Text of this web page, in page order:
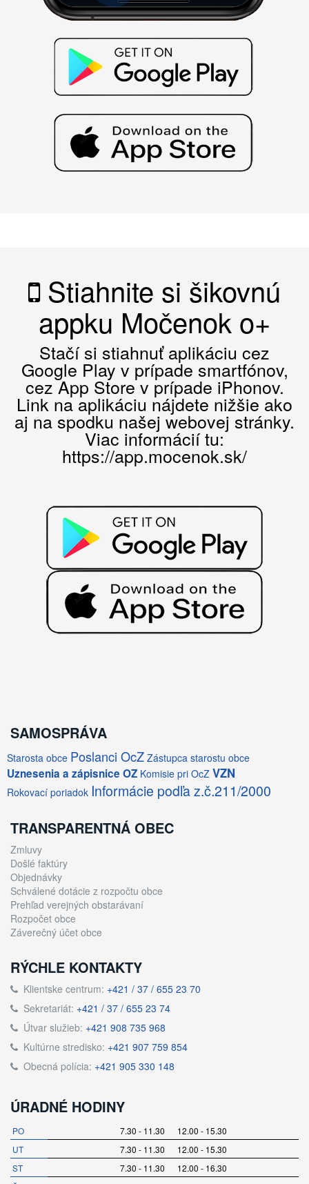
Stiahnite si šikovnú
appku Močenok o+
Stačí si stiahnuť aplikáciu cez
Google Play v prípade smartfónov,
cez App Store v prípade iPhonov.
Link na aplikáciu nájdete nižšie ako
aj na spodku našej webovej stránky.
Viac informácií tu:
https://app.mocenok.sk/
SAMOSPRÁVA
Starosta obce Poslanci OcZ Zástupca starostu obce
Uznesenia a zápisnice OZ Komisie pri OcZ VZN
Rokovací poriadok Informácie podľa z.č.211/2000
TRANSPARENTNÁ OBEC
Zmluvy
Došlé faktúry
Objednávky
Schválené dotácie z rozpočtu obce
Prehľad verejných obstarávaní
Rozpočet obce
Záverečný účet obce
RÝCHLE KONTAKTY
Klientske centrum: +421 / 37 / 655 23 70
Sekretariát: +421 / 37 / 655 23 74
Útvar služieb: +421 908 735 968
Kultúrne stredisko: +421 907 759 854
Obecná polícia: +421 905 330 148
ÚRADNÉ HODINY
PO
7.30 - 11.30 12.00 - 15.30
UT
7.30 - 11.30 12.00 - 15.30
ST
7.30 - 11.30 12.00 - 16.30